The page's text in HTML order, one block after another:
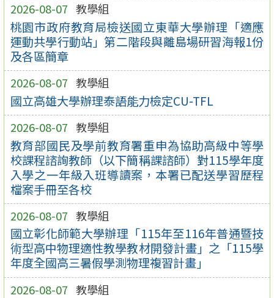
2026-08-07 教學組
桃園市政府教育局檢送國立東華大學辦理「適應
運動共學行動站」第二階段與離島場研習海報1份
及各區簡章
2026-08-07 教學組
國立高雄大學辦理泰語能力檢定CU-TFL
2026-08-07 教學組
教育部國民及學前教育署重申為協助高級中等學
校課程諮詢教師（以下簡稱課諮師）對115學年度
入學之一年級入班導讀案，本署已配送學習歷程
檔案手冊至各校
2026-08-07 教學組
國立彰化師範大學辦理「115年至116年普通暨技
術型高中物理適性教學教材開發計畫」之「115學
年度全國高三暑假學測物理複習計畫」
2026-08-07 教學組